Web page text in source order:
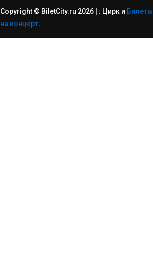
Copyright © BiletCity.ru 2026 : Цирк и Билеты
на концерт.